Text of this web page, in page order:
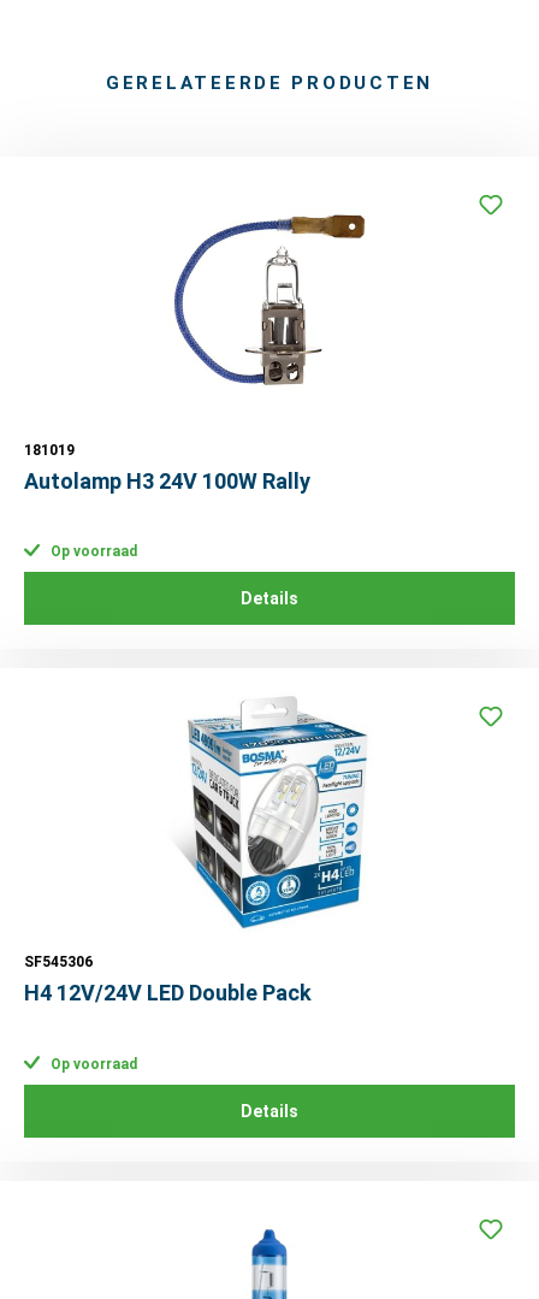
GERELATEERDE PRODUCTEN
181019
Autolamp H3 24V 100W Rally
Op voorraad
Details
SF545306
H4 12V/24V LED Double Pack
Op voorraad
Details